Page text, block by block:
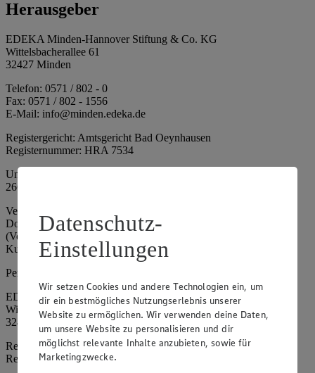
Herausgeber
EDEKA Minden-Hannover Stiftung & Co. KG
Wittelsbacherallee 61
32427 Minden
Telefon: 0571 / 802 - 0
Fax: 0571 / 802 - 1556
E-Mail: info@minden.edeka.de
Registergericht: Amtsgericht Bad Oeynhausen
Registernummer: HRA 7534
Umsatzsteuer-Identifikationsnummer gem. § 27a UStG: DE
266067317
Vertretungsberechtigte: Mark Rosenkranz (Sprecher), Eileen
Dominique Klingsiek (Vorstandsmitglied), Ulf-U. Plath
(Vorstandsmitglied), Stephan Wohler (Vorstandsmitglied), Marc
Kuhlmann (Aufsichtsratsvorsitzender)
Persönlich haftende Gesellschafterin:
EDEKA Minden-Hannover Holding GmbH
Wittelsbacherallee 61
32427 Minden
Registergericht: Amtsgericht Bad Oeynhausen
Registernummer: HRB 4086
Datenschutz-
Einstellungen
Wir setzen Cookies und andere Technologien ein, um
dir ein bestmögliches Nutzungserlebnis unserer
Website zu ermöglichen. Wir verwenden deine Daten,
um unsere Website zu personalisieren und dir
möglichst relevante Inhalte anzubieten, sowie für
Marketingzwecke.